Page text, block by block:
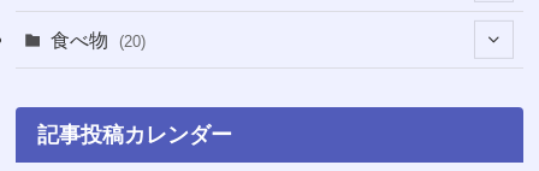
(7)
(22)
(8)
(5)
(18)
食べ物 (20)
(6)
記事投稿カレンダー